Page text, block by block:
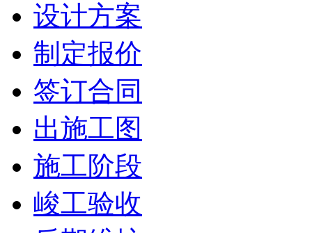
设计方案
制定报价
签订合同
出施工图
施工阶段
峻工验收